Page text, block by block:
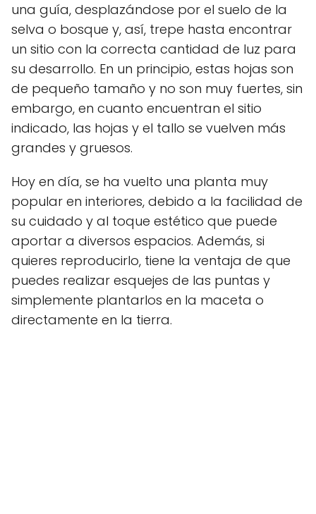
una guía, desplazándose por el suelo de la
selva o bosque y, así, trepe hasta encontrar
un sitio con la correcta cantidad de luz para
su desarrollo. En un principio, estas hojas son
de pequeño tamaño y no son muy fuertes, sin
embargo, en cuanto encuentran el sitio
indicado, las hojas y el tallo se vuelven más
grandes y gruesos.
Hoy en día, se ha vuelto una planta muy
popular en interiores, debido a la facilidad de
su cuidado y al toque estético que puede
aportar a diversos espacios. Además, si
quieres reproducirlo, tiene la ventaja de que
puedes realizar esquejes de las puntas y
simplemente plantarlos en la maceta o
directamente en la tierra.